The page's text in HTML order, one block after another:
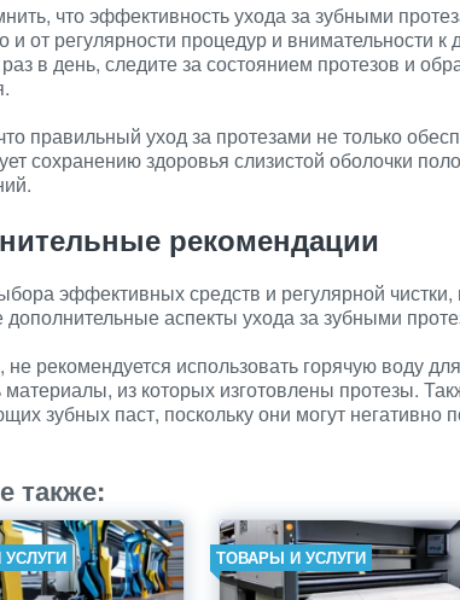
что эффективность ухода за зубными
и от регулярности процедур и внимательности
раз в день, следите за состоянием протезов и
правильный уход за протезами не только
сохранению здоровья слизистой оболочки
рекомендации
эффективных средств и регулярной
дополнительные аспекты ухода за зубными
рекомендуется использовать горячую воду
материалы, из которых изготовлены протезы.
зубных паст, поскольку они могут негативно
также:
ТОВАРЫ И УСЛУГИ